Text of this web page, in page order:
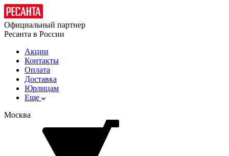
Официальный партнер
Ресанта в России
Акции
Контакты
Оплата
Доставка
Юрлицам
Еще
Москва